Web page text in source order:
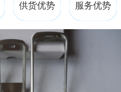
供货优势 服务优势